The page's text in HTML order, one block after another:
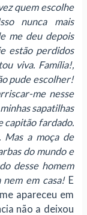
quem escolhe
nunca mais
me deu depois
estão perdidos
viva. Família!,
pude escolher!
me nesse
sapatilhas
capitão fardado.
Mas a moça de
do mundo e
desse homem
nem em casa!E
apareceu em
não a deixou